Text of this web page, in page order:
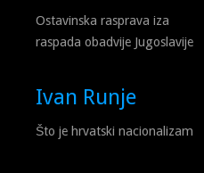
Ostavinska rasprava iza
raspada obadvije Jugoslavije
Ivan Runje
Što je hrvatski nacionalizam